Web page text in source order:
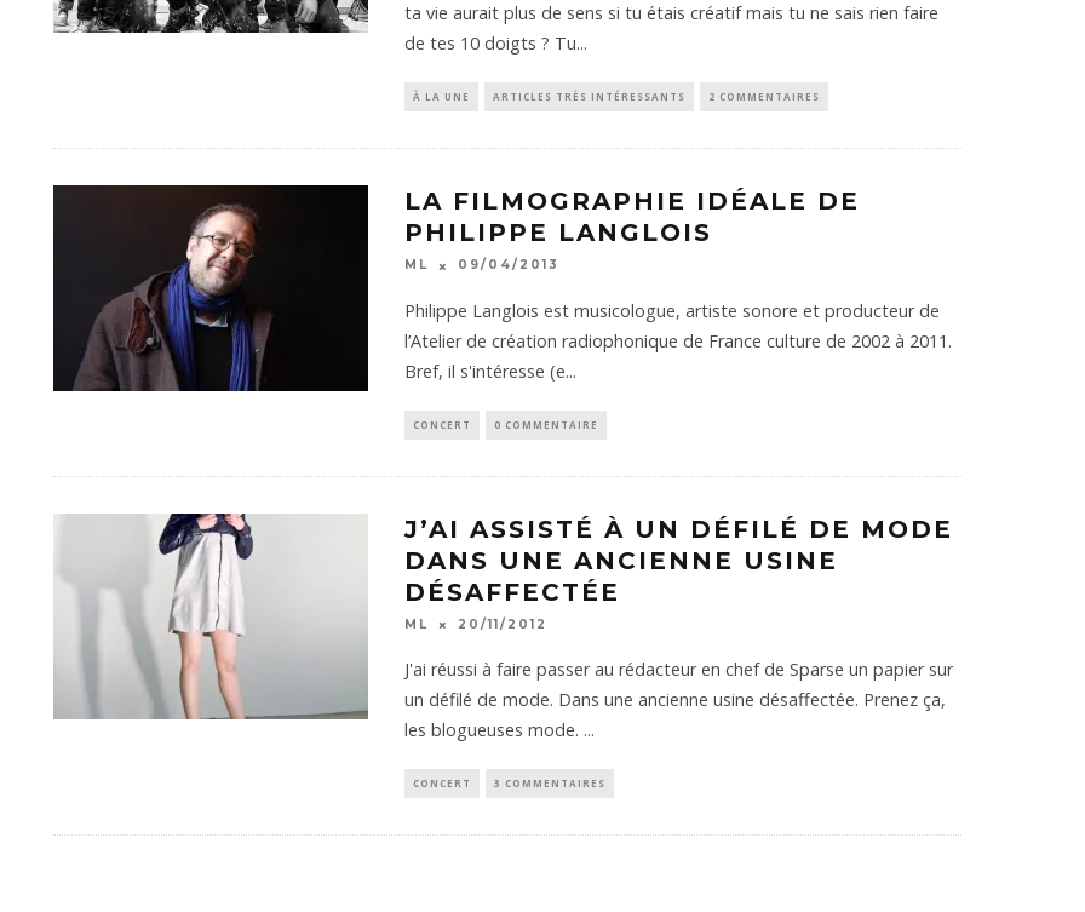
ta vie aurait plus de sens si tu étais créatif mais tu ne sais rien faire
de tes 10 doigts ? Tu...
À LA UNE ARTICLES TRÈS INTÉRESSANTS 2 COMMENTAIRES
LA FILMOGRAPHIE IDÉALE DE
PHILIPPE LANGLOIS
ML 09/04/2013
Philippe Langlois est musicologue, artiste sonore et producteur de
l’Atelier de création radiophonique de France culture de 2002 à 2011.
Bref, il s'intéresse (e...
CONCERT 0 COMMENTAIRE
J’AI ASSISTÉ À UN DÉFILÉ DE MODE
DANS UNE ANCIENNE USINE
DÉSAFFECTÉE
ML 20/11/2012
J'ai réussi à faire passer au rédacteur en chef de Sparse un papier sur
un défilé de mode. Dans une ancienne usine désaffectée. Prenez ça,
les blogueuses mode. ...
CONCERT 3 COMMENTAIRES